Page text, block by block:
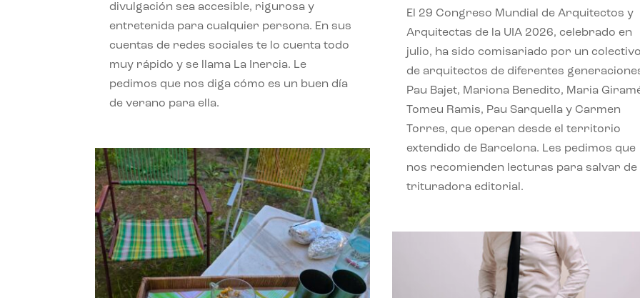
divulgación sea accesible, rigurosa y
entretenida para cualquier persona. En sus
cuentas de redes sociales te lo cuenta todo
muy rápido y se llama La Inercia. Le
pedimos que nos diga cómo es un buen día
de verano para ella.
El 29 Congreso Mundial de Arquitectos y
Arquitectas de la UIA 2026, celebrado en
julio, ha sido comisariado por un
de arquitectos de diferentes
Pau Bajet, Mariona Benedito, Maria
Tomeu Ramis, Pau Sarquella y Carmen
Torres, que operan desde el territorio
extendido de Barcelona. Les pedimos que
nos recomienden lecturas para salvar de
trituradora editorial.